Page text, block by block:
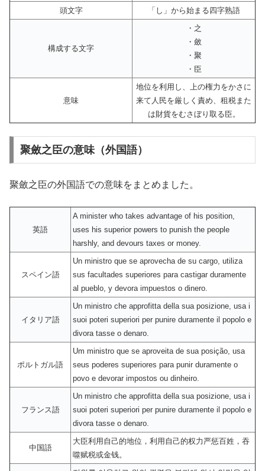
頭文字
「し」から始まる四字熟語
構成する文字
・之
・斂
・聚
・臣
意味
地位を利用し、上の権力をかさに
来て人民を厳しく責め、租税また
は財貨をむさぼり取る臣。
聚斂之臣の意味（外国語）
聚斂之臣の外国語での意味をまとめました。
英語
A minister who takes advantage of his position,
uses his superior powers to punish the people
harshly, and devours taxes or money.
スペイン語
Un ministro que se aprovecha de su cargo, utiliza
sus facultades superiores para castigar duramente
al pueblo, y devora impuestos o dinero.
イタリア語
Un ministro che approfitta della sua posizione, usa i
suoi poteri superiori per punire duramente il popolo e
divora tasse o denaro.
ポルトガル語
Um ministro que se aproveita de sua posição, usa
seus poderes superiores para punir duramente o
povo e devorar impostos ou dinheiro.
フランス語
Un ministro che approfitta della sua posizione, usa i
suoi poteri superiori per punire duramente il popolo e
divora tasse o denaro.
中国語
大臣利用自己的地位，利用自己的权力严惩百姓，吞
噬赋税或金钱。